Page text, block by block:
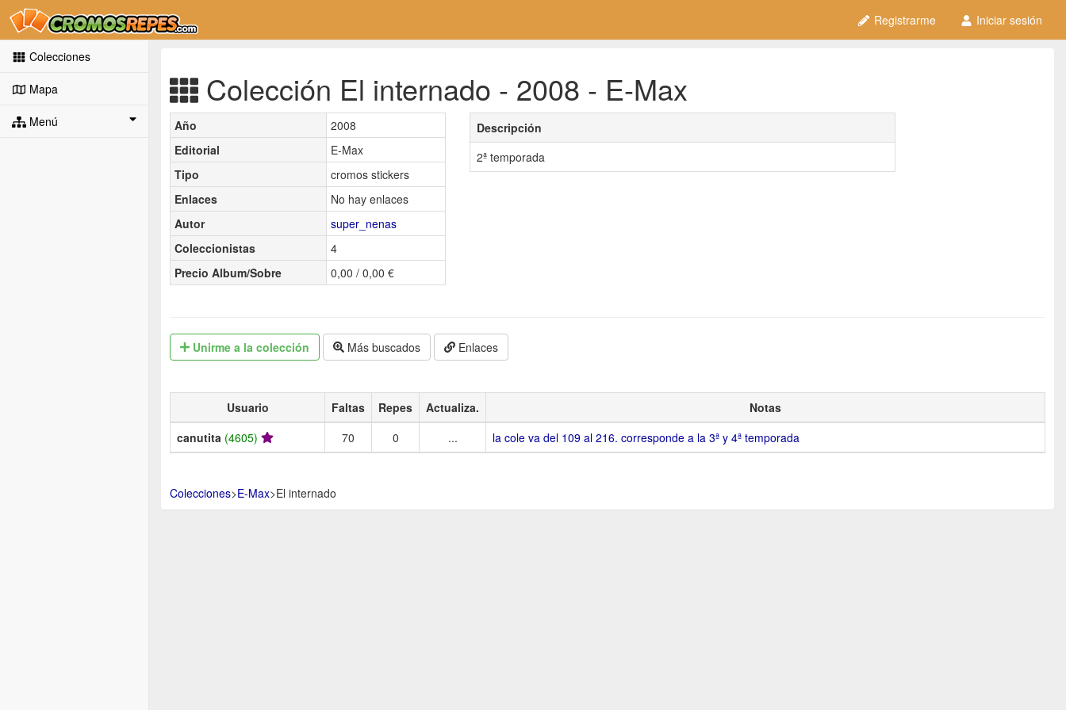
Registrarme Iniciar sesión
Colecciones
Mapa
Menú
Colección El internado - 2008 - E-Max
Año
2008
Editorial
E-Max
Tipo
cromos stickers
Enlaces
No hay enlaces
Autor
super_nenas
Coleccionistas
4
Precio Album/Sobre
0,00 / 0,00 €
Descripción
2ª temporada
Unirme a la colección Más buscados Enlaces
Usuario Faltas Repes Actualiza.
Notas
canutita (4605) 70 0 ... la cole va del 109 al 216. corresponde a la 3ª y 4ª temporada
Colecciones>E-Max>El internado